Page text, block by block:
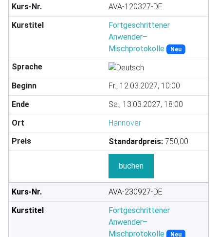
AVA-120327-DE
Fortgeschrittener
Anwender–
Mischprotokolle
Neu
Fr., 12.03.2027, 10:00
Sa., 13.03.2027, 18:00
Hannover
Standardpreis: 750,00
buchen
AVA-230927-DE
Fortgeschrittener
Anwender–
Mischprotokolle
Neu